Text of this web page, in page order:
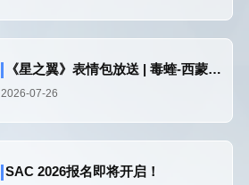
《星之翼》表情包放送 | 毒蝰-西蒙娜篇
2026-07-26
SAC 2026报名即将开启！